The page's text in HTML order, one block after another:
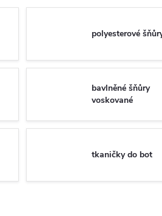
polyesterové
bavlněné šňůry
voskované
tkaničky do bot